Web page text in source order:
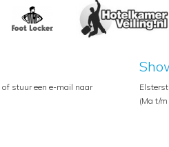
of stuur een e-mail naar
(Ma t/